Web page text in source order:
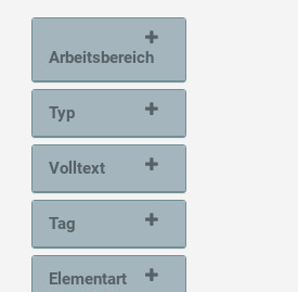
Arbeitsbereich
Typ
Volltext
Tag
Elementart